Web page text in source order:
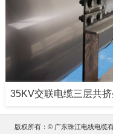
35KV交联电缆三层共
版权所有：© 广东珠江电线电缆